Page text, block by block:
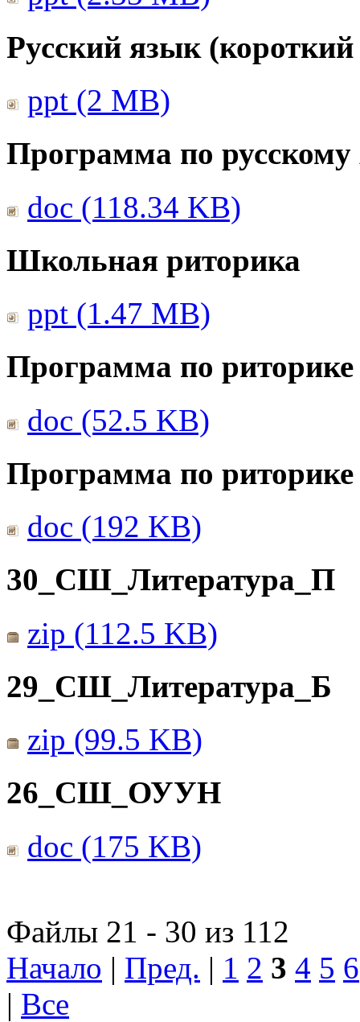
Русский язык
ppt (2 MB)
Программа по русскому
doc (118.34 KB)
Школьная риторика
ppt (1.47 MB)
Программа по риторике
doc (52.5 KB)
Программа по риторике
doc (192 KB)
30_СШ_Литература_П
zip (112.5 KB)
29_СШ_Литература_Б
zip (99.5 KB)
26_СШ_ОУУН
doc (175 KB)
Файлы 21 - 30 из 112
Начало | Пред. | 1 2 3 4 5 6
| Все